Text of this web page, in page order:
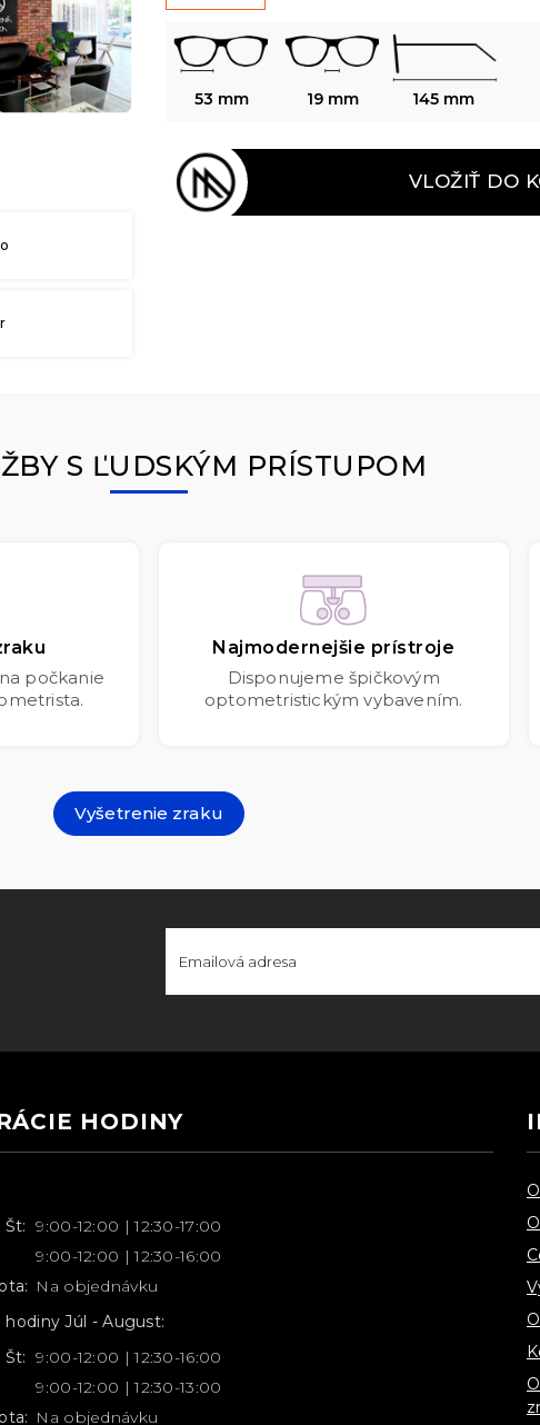
53 mm 19 mm 145 mm
VLOŽIŤ DO
S ĽUDSKÝM PRÍSTUPOM
počkanie
Najmodernejšie prístroje
Disponujeme špičkovým
optometristickým vybavením.
Vyšetrenie zraku
HODINY
Št: 9:00-12:00 | 12:30-17:00
9:00-12:00 | 12:30-16:00
Na objednávku
hodiny Júl - August:
Št: 9:00-12:00 | 12:30-16:00
9:00-12:00 | 12:30-13:00
Na objednávku